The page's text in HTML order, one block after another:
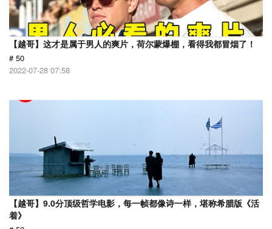
【越哥】这才是属于男人的爽片，荷尔蒙爆棚，看得我都冒烟了！
# 50
2022-07-28 07:58
【越哥】9.0分顶级哲学电影，每一帧都像诗一样，堪称希腊版《活
着》